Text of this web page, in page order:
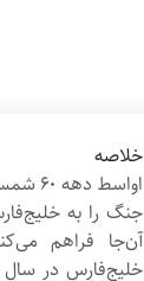
خلاصه
جنگ را به
آن‌جا فراهم